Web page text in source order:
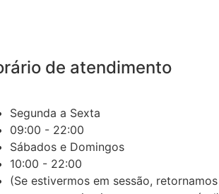
de atendimento
Segunda a Sexta
09:00 - 22:00
Sábados e Domingos
10:00 - 22:00
(Se estivermos em sessão, retornamos